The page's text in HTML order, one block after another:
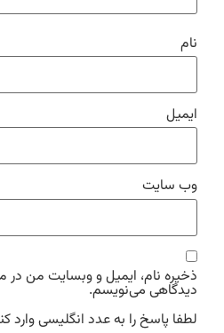
نام
ایمیل
وب‌ سایت
ذخیره نام، ایمیل و وبسایت من در
دیدگاهی می‌نویسم.
لطفا پاسخ را به عدد انگلیسی وارد